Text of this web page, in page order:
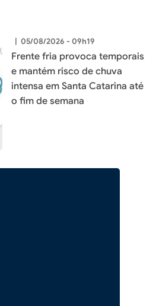
| 05/08/2026 - 09h19
Frente fria provoca temporais
e mantém risco de chuva
intensa em Santa Catarina até
o fim de semana